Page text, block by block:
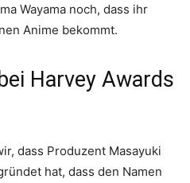
Wayama noch, dass ihr
Anime bekommt.
Harvey Awards
dass Produzent Masayuki
hat, dass den Namen